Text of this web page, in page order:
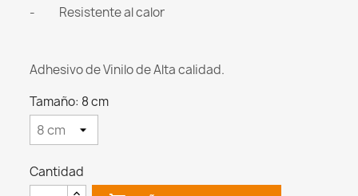
- Resistente al calor
Adhesivo de Vinilo de Alta calidad.
Tamaño: 8 cm
Cantidad